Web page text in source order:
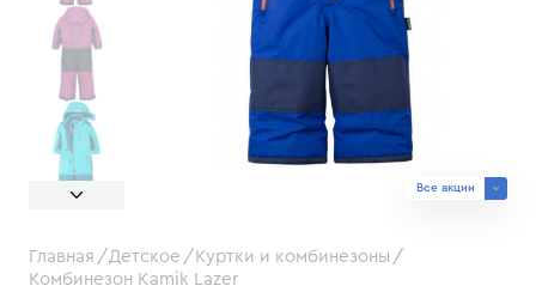
Все акции
Главная Детское
Куртки и комбинезоны
Комбинезон Kamik Lazer